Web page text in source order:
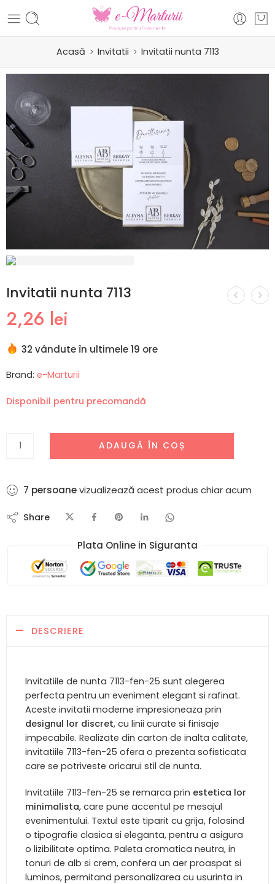
Acasă Invitatii Invitatii nunta 7113
Invitatii nunta 7113
2,26 lei
32 vândute în ultimele 19 ore
Brand: e-Marturii
Disponibil pentru precomandă
ADAUGĂ ÎN COȘ
7 persoanevizualizează acest produs chiar acum
Share
Plata Online in Siguranta​
DESCRIERE
Invitatiile de nunta 7113-fen-25 sunt alegerea
perfecta pentru un eveniment elegant si rafinat.
Aceste invitatii moderne impresioneaza prin
designul lor discret, cu linii curate si finisaje
impecabile. Realizate din carton de inalta calitate,
invitatiile 7113-fen-25 ofera o prezenta sofisticata
care se potriveste oricarui stil de nunta.
Invitatiile 7113-fen-25 se remarca prin estetica lor
minimalista, care pune accentul pe mesajul
evenimentului. Textul este tiparit cu grija, folosind
o tipografie clasica si eleganta, pentru a asigura
o lizibilitate optima. Paleta cromatica neutra, in
tonuri de alb si crem, confera un aer proaspat si
luminos, permitand personalizarea cu usurinta in